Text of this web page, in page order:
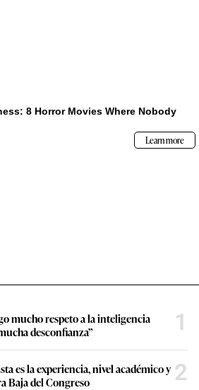
mucho respeto a la inteligencia
desconfianza”
1
es la experiencia, nivel académico y
Baja del Congreso
2